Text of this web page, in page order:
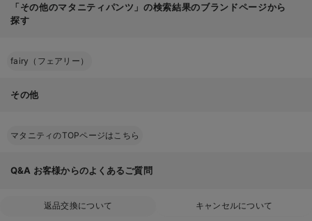
「その他のマタニティパンツ」の検索結果のブランドページから
探す
fairy（フェアリー）
その他
マタニティのTOPページはこちら
Q&A お客様からのよくあるご質問
返品交換について
キャンセルについて